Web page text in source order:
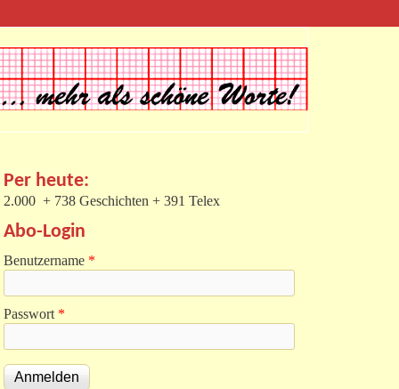
Per heute:
2.000 + 738 Geschichten + 391 Telex
Abo-Login
Benutzername *
Passwort *